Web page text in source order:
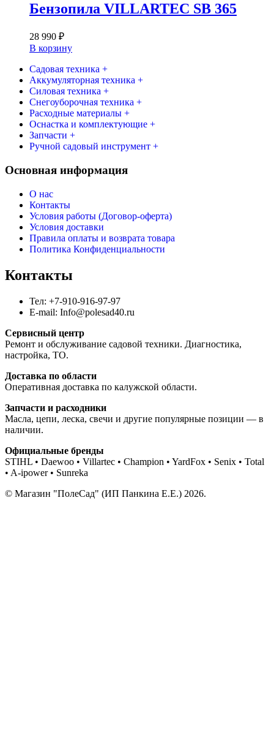
Бензопила VILLARTEC SB 365
28 990 ₽
В корзину
Садовая техника +
Аккумуляторная техника +
Силовая техника +
Снегоуборочная техника +
Расходные материалы +
Оснастка и комплектующие +
Запчасти +
Ручной садовый инструмент +
Основная информация
О нас
Контакты
Условия работы (Договор-оферта)
Условия доставки
Правила оплаты и возврата товара
Политика Конфиденциальности
Контакты
Тел: +7-910-916-97-97
E-mail: Info@polesad40.ru
Сервисный центр
Ремонт и обслуживание садовой техники. Диагностика,
настройка, ТО.
Доставка по области
Оперативная доставка по калужской области.
Запчасти и расходники
Масла, цепи, леска, свечи и другие популярные позиции — в
наличии.
Официальные бренды
STIHL • Daewoo • Villartec • Champion • YardFox • Senix • Total
• A-ipower • Sunreka
© Магазин "ПолеСад" (ИП Панкина Е.Е.) 2026.